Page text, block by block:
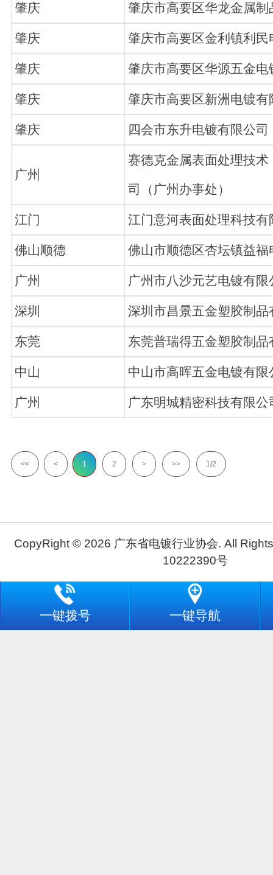
肇庆 肇庆市高要区华龙金属制
肇庆 肇庆市高要区金利镇利
肇庆 肇庆市高要区华源五金电
肇庆 肇庆市高要区新洲电镀有
肇庆 四会市东升电镀有限公司
广州
赛德克金属表面处理技
司（广州办事处）
江门 江门意河表面处理科技有
佛山顺德 佛山市顺德区杏坛镇益福
广州 广州市八沙元艺电镀有限
深圳 深圳市昌景五金塑胶制品
东莞 东莞普瑞得五金塑胶制品
中山 中山市高晖五金电镀有限
广州 广东明城精密科技有限公
<< < 1 2 > >> 1/2
CopyRight © 2026 广东省电镀行业协会. All
10222390号
一键拨号 一键导航